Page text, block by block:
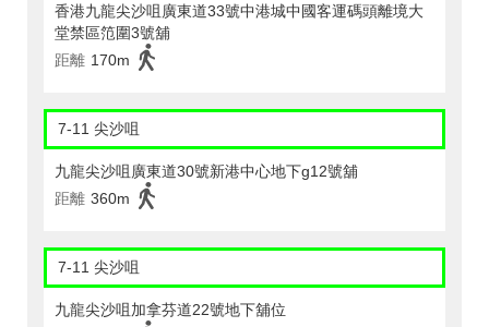
香港九龍尖沙咀廣東道33號中港城中國客運碼頭離境大
堂禁區笵圍3號舖
距離 170m
7-11 尖沙咀
九龍尖沙咀廣東道30號新港中心地下g12號舖
距離 360m
7-11 尖沙咀
九龍尖沙咀加拿芬道22號地下舖位